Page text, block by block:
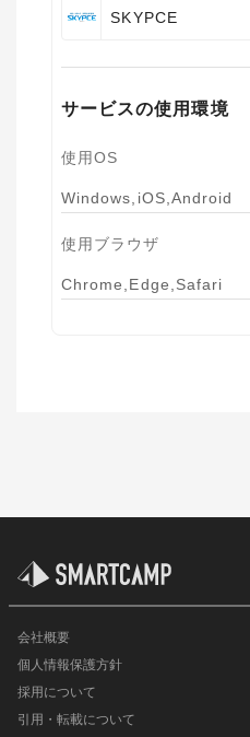
SKYPCE
サービスの使用環境
使用OS
Windows,iOS,Android
使用ブラウザ
Chrome,Edge,Safari
会社概要
個人情報保護方針
採用について
引用・転載について